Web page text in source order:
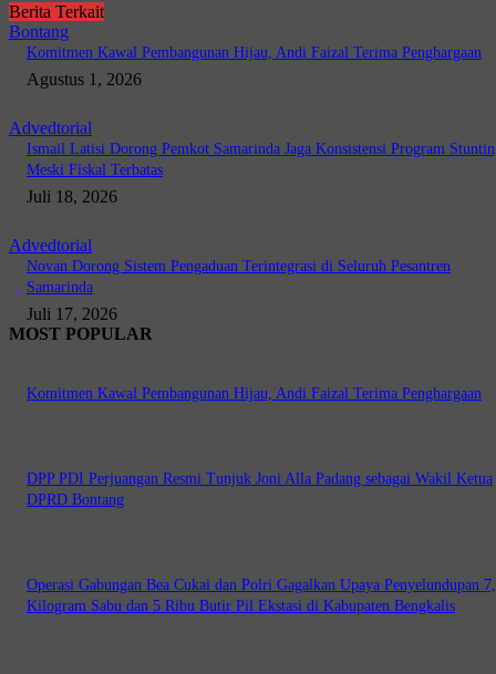
Berita Terkait
Bontang
Komitmen Kawal Pembangunan Hijau, Andi Faizal Terima Penghargaan
Agustus 1, 2026
Advedtorial
Ismail Latisi Dorong Pemkot Samarinda Jaga Konsistensi Program
Meski Fiskal Terbatas
Juli 18, 2026
Advedtorial
Novan Dorong Sistem Pengaduan Terintegrasi di Seluruh Pesantren
Samarinda
Juli 17, 2026
MOST POPULAR
Komitmen Kawal Pembangunan Hijau, Andi Faizal Terima Penghargaan
DPP PDI Perjuangan Resmi Tunjuk Joni Alla Padang sebagai Wakil Ketua
DPRD Bontang
Operasi Gabungan Bea Cukai dan Polri Gagalkan Upaya Penyelundupan
Kilogram Sabu dan 5 Ribu Butir Pil Ekstasi di Kabupaten Bengkalis